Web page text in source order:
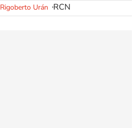
Rigoberto Urán RCN